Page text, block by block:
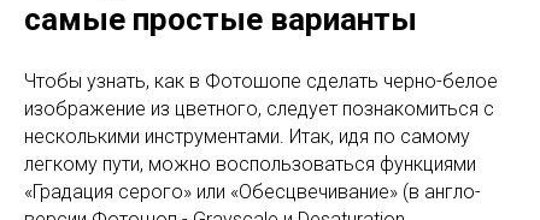
самые простые варианты
Чтобы узнать, как в Фотошопе сделать черно-белое
изображение из цветного, следует познакомиться с
несколькими инструментами. Итак, идя по самому
легкому пути, можно воспользоваться функциями
«Градация серого» или «Обесцвечивание» (в англо-